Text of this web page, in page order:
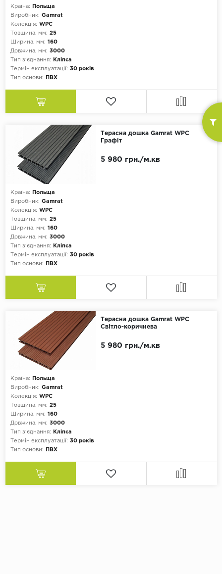
Країна:
Польща
Виробник: Gamrat
Колекція: WPC
Товщина, мм: 25
Ширина, мм: 160
Довжина, мм: 3000
Тип з'єднання:
Кліпса
Термін експлуатації: 30 років
Тип основи:
ПВХ
Терасна дошка Gamrat WPC
Графіт
Країна:
Польща
Виробник: Gamrat
Колекція: WPC
Товщина, мм: 25
Ширина, мм: 160
Довжина, мм: 3000
Тип з'єднання:
Кліпса
Термін експлуатації: 30 років
Тип основи:
ПВХ
5 980 грн./м.кв
Терасна дошка Gamrat WPC
Світло-коричнева
Країна:
Польща
Виробник: Gamrat
Колекція: WPC
Товщина, мм: 25
Ширина, мм: 160
Довжина, мм: 3000
Тип з'єднання:
Кліпса
Термін експлуатації: 30 років
Тип основи:
ПВХ
5 980 грн./м.кв